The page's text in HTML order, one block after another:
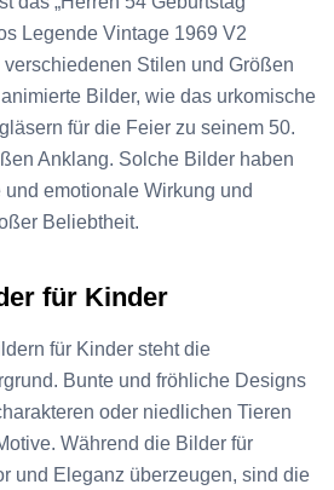
Legende Vintage 1969 V2
verschiedenen Stilen und Größen
Bilder, wie das urkomische
für die Feier zu seinem 50.
Anklang. Solche Bilder haben
emotionale Wirkung und
Beliebtheit.
für Kinder
für Kinder steht die
Bunte und fröhliche Designs
oder niedlichen Tieren
Während die Bilder für
und Eleganz überzeugen, sind die